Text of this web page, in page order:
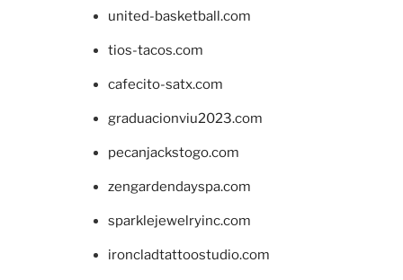
united-basketball.com
tios-tacos.com
cafecito-satx.com
graduacionviu2023.com
pecanjackstogo.com
zengardendayspa.com
sparklejewelryinc.com
ironcladtattoostudio.com